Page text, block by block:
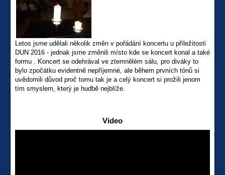
Letos jsme udělali několik změn v pořádání koncertu u příležitosti
DUN 2016 - jednak jsme změnili místo kde se koncert konal a také
formu . Koncert se odehrával ve ztemnělém sálu, pro diváky to
bylo zpočátku evidentně nepříjemné, ale během prvních tónů si
uvědomili důvod proč tomu tak je a celý koncert si prožili jenom
tím smyslem, který je hudbě nejblíže.
Video